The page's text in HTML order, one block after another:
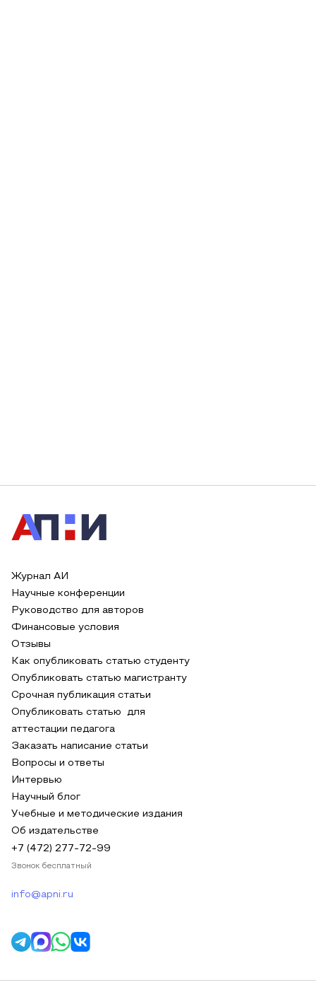
Журнал АИ
Научные конференции
Руководство для авторов
Финансовые условия
Отзывы
Как опубликовать статью студенту
Опубликовать статью магистранту
Срочная публикация статьи
Опубликовать статью для
аттестации педагога
Заказать написание статьи
Вопросы и ответы
Интервью
Научный блог
Учебные и методические издания
Об издательстве
+7 (472) 277-72-99
Звонок бесплатный
info@apni.ru